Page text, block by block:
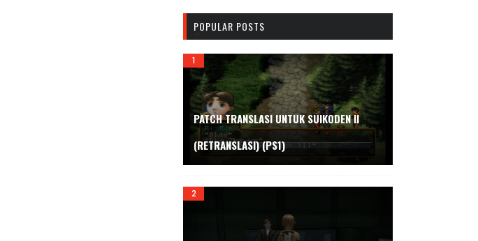
POPULAR POSTS
PATCH TRANSLASI UNTUK SUIKODEN II
(RETRANSLASI) (PS1)